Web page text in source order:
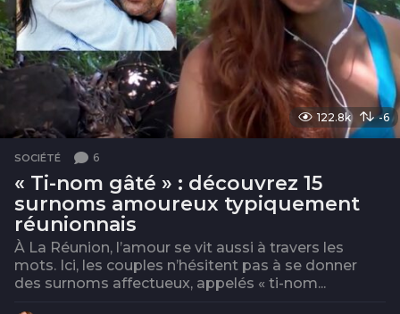
122.8k -6
SOCIÉTÉ 6
« Ti-nom gâté » : découvrez 15
surnoms amoureux typiquement
réunionnais
À La Réunion, l’amour se vit aussi à travers les
mots. Ici, les couples n’hésitent pas à se donner
des surnoms affectueux, appelés « ti-nom...